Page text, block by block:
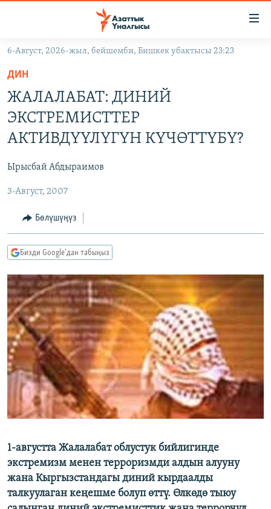
Навигацияга
өтүңүз
Издөөгө
салыңыз
САЯСАТ
МАДАНИЯТ
ДҮЙНӨ
УКРАИНА
ТВ ПРОГРАММАЛАР
БҮГҮН АЗАТТЫКТА
ЭКСПЕРТТЕР ТАЛДАЙТ
ДАНИСТЕ
ЭЖЕ-СИҢДИЛЕР
АЗАТТЫК+
ЫҢГАЙСЫЗ СУРООЛОР
ПОДКАСТ
ӨЗГӨЧӨ ПИКИР
Русский
ОНЛАЙН ШЕРИНЕ
ЭЕ/АРнун бардык сайттары
6-Август, 2026-жыл, бейшемби, Бишкек убактысы 23:23
ДИН
ЖАЛАЛАБАТ: ДИНИЙ
ЭКСТРЕМИСТТЕР
АКТИВДҮҮЛҮГҮН КҮЧӨТТҮБҮ?
Ырысбай Абдыраимов
3-Август, 2007
Бөлүшүңүз
Бизди Google'дан табыңыз
1-августта Жалалабат облустук бийлигинде
экстремизм менен терроризмди алдын алууну
жана Кыргызстандагы диний кырдаалды
талкуулаган кеңешме болуп өттү. Өлкөдө тыюу